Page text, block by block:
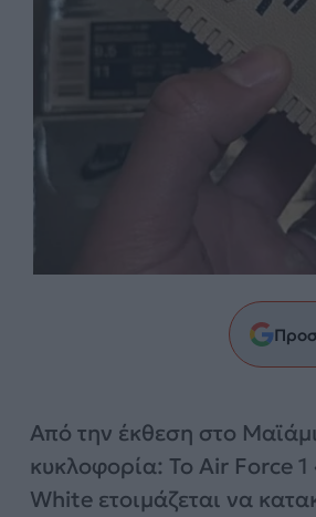
Από την έκθεση στο
κυκλοφορία: Το Air Force
White ετοιμάζεται να